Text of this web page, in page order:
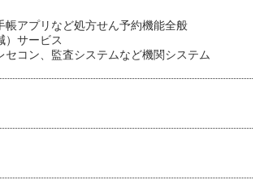
アプリなど処方せん予約機能全般
サービス
コン、監査システムなど機関システム